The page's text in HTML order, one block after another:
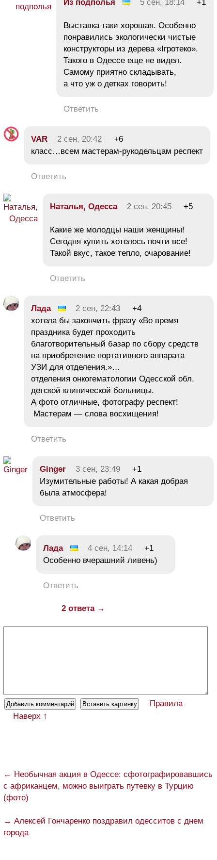
Из подполья 5 сен, 18:14 +1
Выставка таки хорошая. Особенно
понравились экологически чистые
конструкторы из дерева «Ігротеко».
Такого в Одессе еще не видел.
Самому приятно складывать,
а что уж о детках говорить!
Ответить
VAR 2 сен, 20:42
+6
класс…всем мастерам-рукодельцам респект
Ответить
Наталья, Одесса 2 сен, 20:45 +5
Какие же молодцы наши женщины!
Сегодня купить хотелось почти все!
Такой вкус, такое тепло, очарование!
Ответить
Лада 2 сен, 22:43
+4
хотела бы закончить фразу «Во время
праздника будет проходить
благотворительный базар по сбору средств
на приобретение портативного аппарата
УЗИ для отделения.»…
отделения онкогематологии Одесской обл.
детской клинической больницы.
А фото отличные, фотографу респект!
Мастерам — слова восхищения!
Ответить
Ginger 3 сен, 23:49
+1
Изумительные работы! А какая добрая
была атмосфера!
Ответить
Лада 4 сен, 14:14
+1
Особенно вчерашний ливень)
Ответить
2 ответа →
Правила
Наверх ↑
← Необычная акция в Одессе: сфотографировавшись
с африканцем, можно выиграть путевку в Турцию
(фото)
→ Алексей Гончаренко поздравил одесситов с днем
города